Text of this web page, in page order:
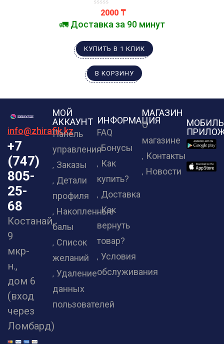
2000 ₸
🚛 Доставка за 90 минут
КУПИТЬ В 1 КЛИК
В КОРЗИНУ
info@zhirafik.kz
+7
(747)
805-
25-
68
Костанай,
9
мкр-
н.,
дом 6
(вход
через
Ломбард)
МОЙ
АККАУНТ
Панель
управления
Заказы
Детали
профиля
Накопленные
балы
Список
желаний
Удаление
данных
пользователей
ИНФОРМАЦИЯ
FAQ
Бонусы
Как
купить?
Доставка
Как
вернуть
товар?
Условия
обслуживания
МАГАЗИН
О
магазине
Контакты
Новости